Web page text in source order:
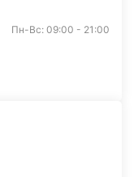
Пн-Вс: 09:00 - 21:00